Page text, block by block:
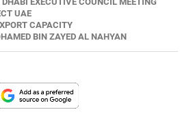
UAE
CAPACITY
BIN ZAYED AL NAHYAN